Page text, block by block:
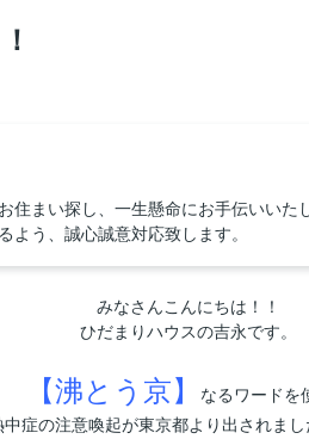
住まい探し、一生懸命にお手伝いいた
よう、誠心誠意対応致します。
みなさんこんにちは！！
ひだまりハウスの吉永です。
【沸とう京】
なるワードを
中症の注意喚起が東京都より出されまし